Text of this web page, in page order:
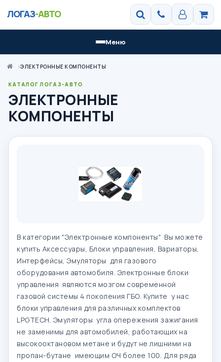
ЛОГАЗ-АВТО
Меню
ЭЛЕКТРОННЫЕ КОМПОНЕНТЫ
КАТАЛОГ ЛОГАЗ-АВТО
ЭЛЕКТРОННЫЕ
КОМПОНЕНТЫ
В категории "Электронные компоненты" Вы можете
купить Аксессуары, Блоки управления, Вариаторы,
Интерфейсы, Эмуляторы для газового
оборудования автомобиля. Электронные блоки
управления являются мозгом современной
газовой системы 4 поколения ГБО. Купите у нас
блоки управления для различных комплектов
LPGTECH. Эмуляторы угла опережения зажигания
не заменимы для автомобилей, работающих на
высокооктановом метане и будут не лишними на
пропан-бутане имеющим ОЧ более 100. Для ряда